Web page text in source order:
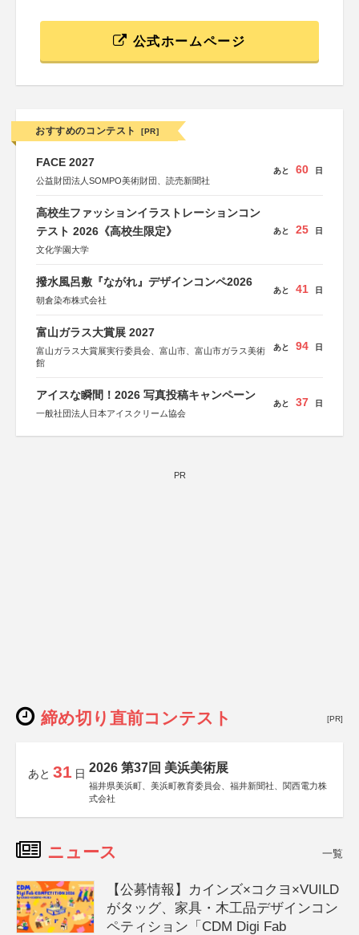
公式ホームページ
おすすめのコンテスト [PR]
FACE 2027
公益財団法人SOMPO美術財団、読売新聞社
あと 60 日
高校生ファッションイラストレーションコン
テスト 2026《高校生限定》
文化学園大学
あと 25 日
撥水風呂敷『ながれ』デザインコンペ2026
朝倉染布株式会社
あと 41 日
富山ガラス大賞展 2027
富山ガラス大賞展実行委員会、富山市、富山市ガラス美術
館
あと 94 日
アイスな瞬間！2026 写真投稿キャンペーン
一般社団法人日本アイスクリーム協会
あと 37 日
PR
締め切り直前コンテスト [PR]
あと 31 日 2026 第37回 美浜美術展
福井県美浜町、美浜町教育委員会、福井新聞社、関西電力株
式会社
ニュース 一覧
【公募情報】カインズ×コクヨ×VUILD
がタッグ、家具・木工品デザインコン
ペティション「CDM Digi Fab